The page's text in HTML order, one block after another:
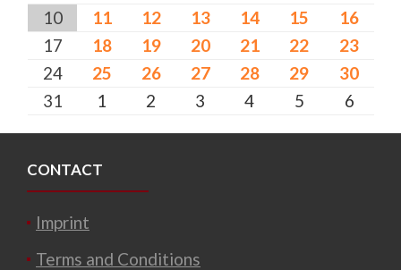
10
11 12 13 14 15
16
17
18 19 20 21 22
23
24
25 26 27 28 29
30
31
1 2 3 4 5 6
CONTACT
Imprint
Terms and Conditions